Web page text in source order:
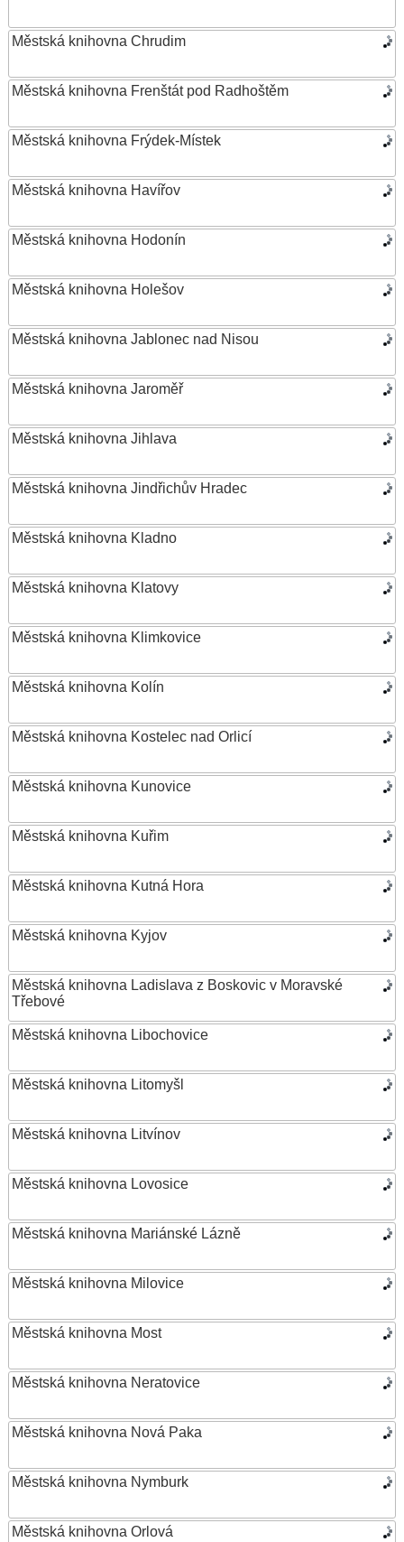
Městská knihovna Chrudim
Městská knihovna Frenštát pod Radhoštěm
Městská knihovna Frýdek-Místek
Městská knihovna Havířov
Městská knihovna Hodonín
Městská knihovna Holešov
Městská knihovna Jablonec nad Nisou
Městská knihovna Jaroměř
Městská knihovna Jihlava
Městská knihovna Jindřichův Hradec
Městská knihovna Kladno
Městská knihovna Klatovy
Městská knihovna Klimkovice
Městská knihovna Kolín
Městská knihovna Kostelec nad Orlicí
Městská knihovna Kunovice
Městská knihovna Kuřim
Městská knihovna Kutná Hora
Městská knihovna Kyjov
Městská knihovna Ladislava z Boskovic v Moravské
Třebové
Městská knihovna Libochovice
Městská knihovna Litomyšl
Městská knihovna Litvínov
Městská knihovna Lovosice
Městská knihovna Mariánské Lázně
Městská knihovna Milovice
Městská knihovna Most
Městská knihovna Neratovice
Městská knihovna Nová Paka
Městská knihovna Nymburk
Městská knihovna Orlová